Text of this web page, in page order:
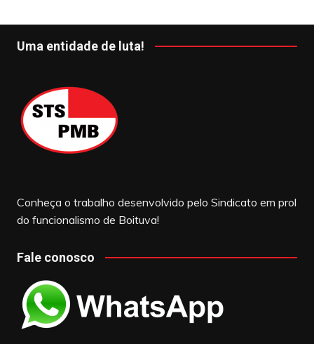
Uma entidade de luta!
Conheça o trabalho desenvolvido pelo Sindicato em prol
do funcionalismo de Boituva!
Fale conosco